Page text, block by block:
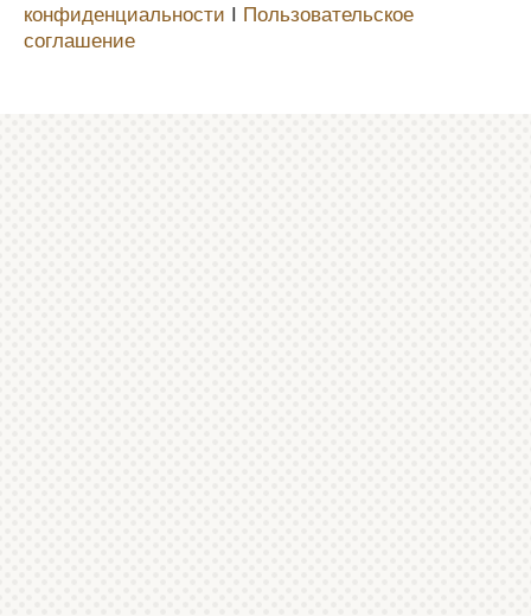
конфиденциальности Ι Пользовательское
соглашение